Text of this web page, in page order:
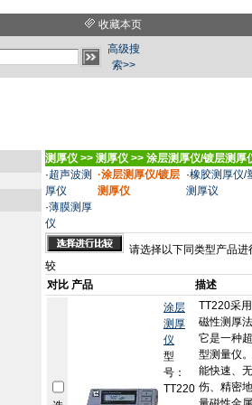
收藏本页
高级搜
索>>
测厚仪 >> 测厚仪 >> 涂层测厚仪/镀层测厚
·超声波测
厚仪
·涂层测厚仪/镀层
测厚仪
·橡胶测厚仪/
测厚议
·薄膜测厚
仪
请选择以下同类型产品进
较
对比 产品 描述
涂层
测厚
仪
型
号：
TT220
TT220采
磁性测厚法
它是一种
型测量仪
能快速、
伤、精密